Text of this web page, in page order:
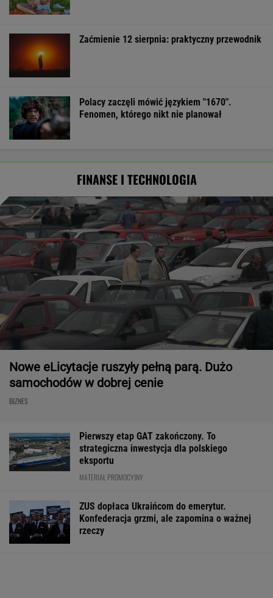
Zaćmienie 12 sierpnia: praktyczny przewodnik
Polacy zaczęli mówić językiem "1670".
Fenomen, którego nikt nie planował
FINANSE I TECHNOLOGIA
Nowe eLicytacje ruszyły pełną parą. Dużo
samochodów w dobrej cenie
BIZNES
Pierwszy etap GAT zakończony. To
strategiczna inwestycja dla polskiego
eksportu
MATERIAŁ PROMOCYJNY
ZUS dopłaca Ukraińcom do emerytur.
Konfederacja grzmi, ale zapomina o ważnej
rzeczy